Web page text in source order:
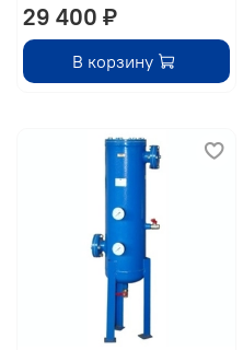
29 400 ₽
В корзину